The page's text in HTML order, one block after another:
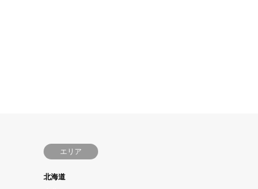
エリア
北海道